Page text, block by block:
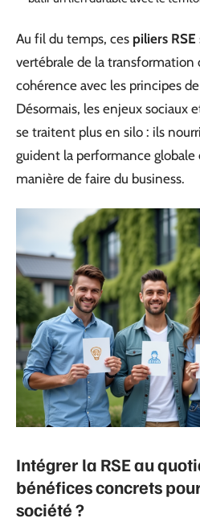
Au fil du temps, ces piliers RSE
vertébrale de la transformation
cohérence avec les principes
Désormais, les enjeux sociaux
se traitent plus en silo : ils
guident la performance
manière de faire du business.
Intégrer la RSE au
bénéfices concrets
société ?